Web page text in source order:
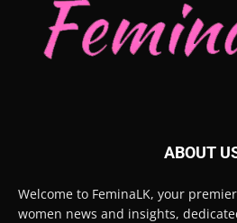
ABOUT
Welcome to FeminaLK, your
women news and insights,